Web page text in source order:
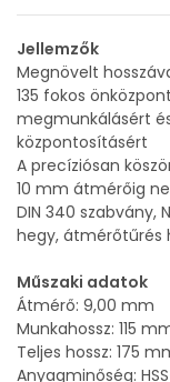
Jellemzők
Megnövelt
135 fokos
megmunkálásért
központosításért
A precíziósan
10 mm átmérőig
DIN 340 szabvány,
hegy, átmérőtűrés
Műszaki adatok
Átmérő: 9,00 mm
Munkahossz: 115
Teljes hossz: 175
Anyagminőség: